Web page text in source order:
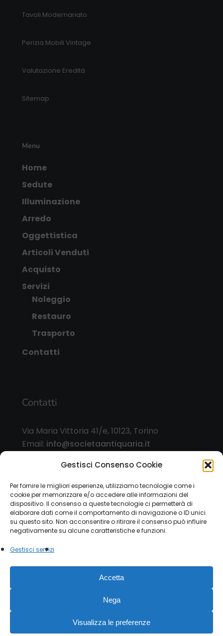
Gestisci Consenso Cookie
Per fornire le migliori esperienze, utilizziamo tecnologie come i
cookie per memorizzare e/o accedere alle informazioni del
dispositivo. Il consenso a queste tecnologie ci permetterà di
elaborare dati come il comportamento di navigazione o ID unici
su questo sito. Non acconsentire o ritirare il consenso può influire
negativamente su alcune caratteristiche e funzioni.
Gestisci servizi
Accetta
Nega
Visualizza le preferenze
Tavoli Modernariato
Perizia Mobili Vintage
Valutazione Eredità
Sitemap
Menu
Home
Sedute
Illuminazione
Arredo
Oggettistica
Articoli Venduti
Acquisto
Servizi
Noleggio
Restauro
Trasporto
Contatti
Contatti
Via Maria Vittoria 41/e, 10123, Torino
Email: info@societaantiquaria.it
Orari:
dal lunedì al sabato, 9.00/13.00 – 15.30/19.30, o
su appuntamento
© 2026 Società Antiquaria. - P.IVA 12151470015 |
instagram